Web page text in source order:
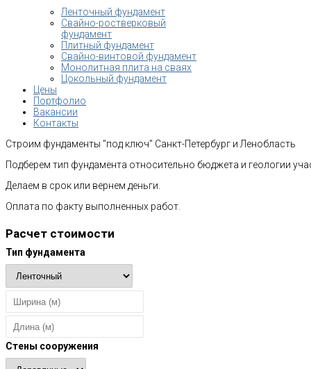
Ленточный фундамент
Свайно-ростверковый
фундамент
Плитный фундамент
Свайно-винтовой фундамент
Монолитная плита на сваях
Цокольный фундамент
Цены
Портфолио
Вакансии
Контакты
Строим фундаменты "под ключ" Санкт-Петербург и Ленобласть
Подберем тип фундамента относительно бюджета и геологии
Делаем в срок или вернем деньги.
Оплата по факту выполненных работ.
Расчет стоимости
Тип фундамента
Стены сооружения